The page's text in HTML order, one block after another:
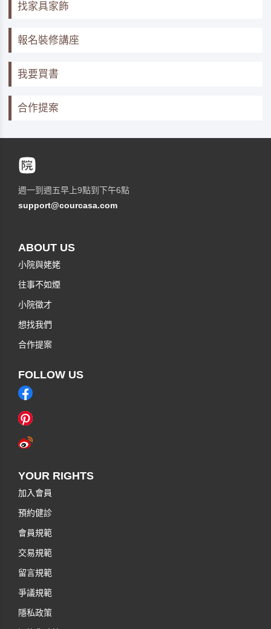
找家具家飾
報名裝修講座
我要買書
合作提案
週一到週五早上9點到下午6點
support@courcasa.com
ABOUT US
小院與姥姥
往事不如煙
小院徵才
想找我們
合作提案
FOLLOW US
YOUR RIGHTS
加入會員
預約健診
會員規範
交易規範
留言規範
爭議規範
隱私政策